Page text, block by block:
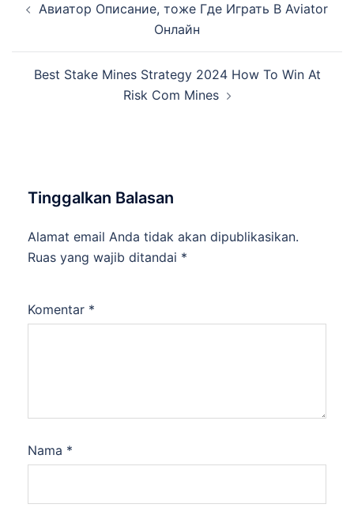
Tulisan
Авиатор Описание, тоже Где Играть В Aviator
Онлайн
Best Stake Mines Strategy 2024 How To Win At
Risk Com Mines
Tinggalkan Balasan
Alamat email Anda tidak akan dipublikasikan.
Ruas yang wajib ditandai *
Komentar *
Nama *